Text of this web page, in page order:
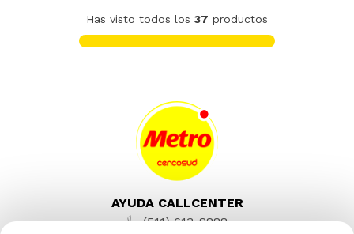
-40 %
Lavadora Automática 16 Kg Mabe
1589.00
22 %
Lavadora Automática Mabe 21K
S/ 1399 . 00